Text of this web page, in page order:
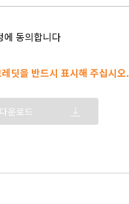
에 동의합니다
딧을 반드시 표시해 주십시오.
운로드